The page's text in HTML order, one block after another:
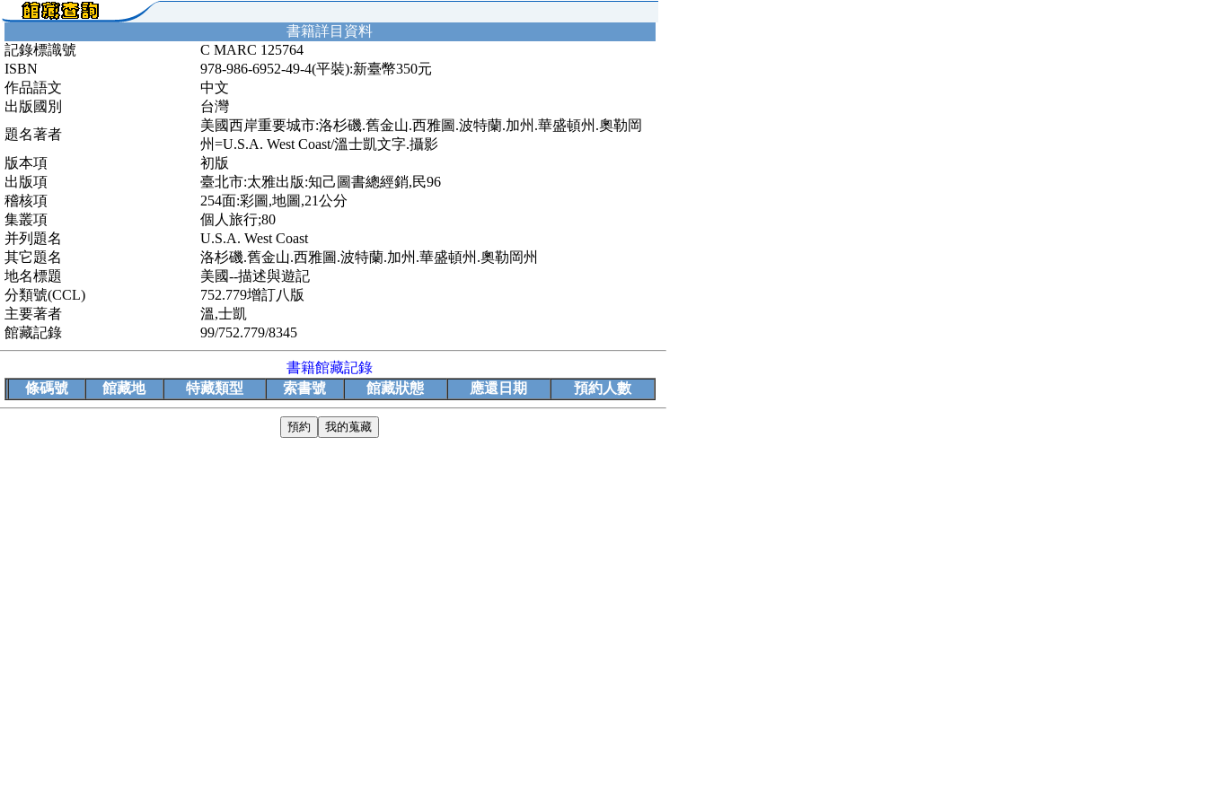
書籍詳目資料
記錄標識號
C MARC 125764
ISBN
978-986-6952-49-4(平裝):新臺幣350元
作品語文
中文
出版國別
台灣
題名著者
美國西岸重要城市:洛杉磯.舊金山.西雅圖.波特蘭.加州.華盛頓州.奧勒岡
州=U.S.A. West Coast/溫士凱文字.攝影
版本項
初版
出版項
臺北市:太雅出版:知己圖書總經銷,民96
稽核項
254面:彩圖,地圖,21公分
集叢項
個人旅行;80
并列題名
U.S.A. West Coast
其它題名
洛杉磯.舊金山.西雅圖.波特蘭.加州.華盛頓州.奧勒岡州
地名標題
美國--描述與遊記
分類號(CCL)
752.779增訂八版
主要著者
溫,士凱
館藏記錄
99/752.779/8345
書籍館藏記錄
條碼號
館藏地 特藏類型 索書號 館藏狀態 應還日期 預約人數